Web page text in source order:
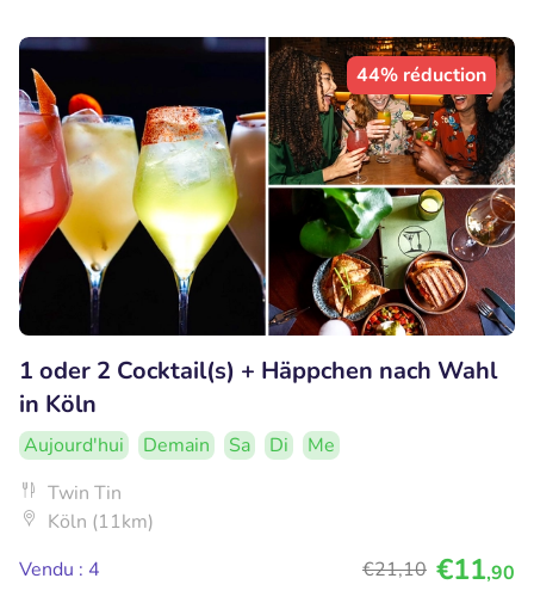
44% réduction
1 oder 2 Cocktail(s) + Häppchen nach Wahl
in Köln
Aujourd'hui Demain Sa Di
Me
Twin Tin
Köln (11km)
Vendu : 4
€21,10 €11,90